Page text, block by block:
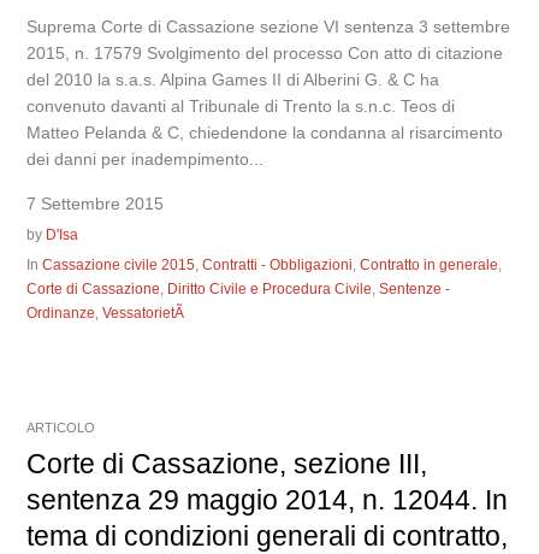
Suprema Corte di Cassazione sezione VI sentenza 3 settembre
2015, n. 17579 Svolgimento del processo Con atto di citazione
del 2010 la s.a.s. Alpina Games II di Alberini G. & C ha
convenuto davanti al Tribunale di Trento la s.n.c. Teos di
Matteo Pelanda & C, chiedendone la condanna al risarcimento
dei danni per inadempimento...
7 Settembre 2015
by D'Isa
InCassazione civile 2015,Contratti - Obbligazioni,Contratto in generale,
Corte di Cassazione, Diritto Civile e Procedura Civile,Sentenze -
Ordinanze,VessatorietÃ
ARTICOLO
Corte di Cassazione, sezione III,
sentenza 29 maggio 2014, n. 12044. In
tema di condizioni generali di contratto,